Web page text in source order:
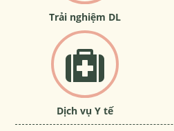
Trải nghiệm DL
Dịch vụ Y tế